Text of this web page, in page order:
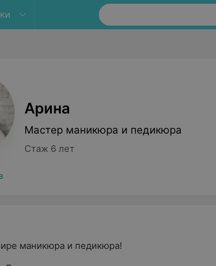
Арина
Мастер маникюра и педикюра
Стаж 6 лет
маникюра и педикюра!